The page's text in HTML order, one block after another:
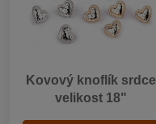
Kovový knoflík srdce
velikost 18"